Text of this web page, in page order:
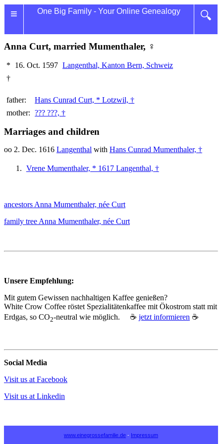
≡ 🔍
One Big Family - Your Online Genealogy
Anna Curt, married Mumenthaler, ♀
* 16. Oct. 1597 Langenthal, Kanton Bern, Schweiz
†
father:
Hans Cunrad Curt, * Lotzwil, †
mother: ??? ???, †
Marriages and children
oo 2. Dec. 1616 Langenthal with Hans Cunrad Mumenthaler, †
Vrene Mumenthaler, * 1617 Langenthal, †
ancestors Anna Mumenthaler, née Curt
family tree Anna Mumenthaler, née Curt
Unsere Empfehlung:
Mit gutem Gewissen nachhaltigen Kaffee genießen?
White Crow Coffee röstet Spezialitätenkaffee mit Ökostrom statt mit
Erdgas, so CO2‑neutral wie möglich. ☕ jetzt informieren ☕
Social Media
Visit us at Facebook
Visit us at Linkedin
www.einegrossefamilie.de - Impressum